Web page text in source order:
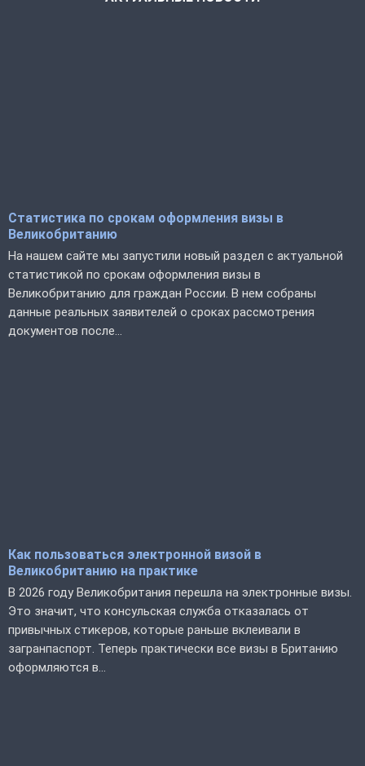
Статистика по срокам оформления визы в
Великобританию
На нашем сайте мы запустили новый раздел с актуальной
статистикой по срокам оформления визы в
Великобританию для граждан России. В нем собраны
данные реальных заявителей о сроках рассмотрения
документов после...
Как пользоваться электронной визой в
Великобританию на практике
В 2026 году Великобритания перешла на электронные визы.
Это значит, что консульская служба отказалась от
привычных стикеров, которые раньше вклеивали в
загранпаспорт. Теперь практически все визы в Британию
оформляются в...